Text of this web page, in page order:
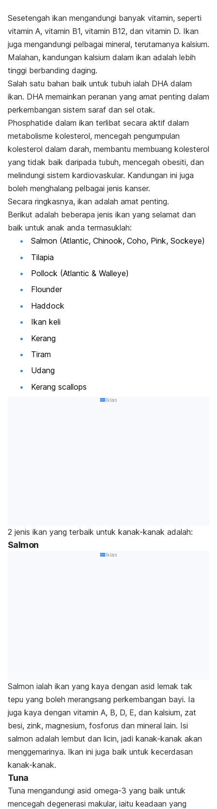
Sesetengah ikan mengandungi banyak vitamin, seperti
vitamin A, vitamin B1, vitamin B12, dan vitamin D. Ikan
juga mengandungi pelbagai mineral, terutamanya kalsium.
Malahan, kandungan kalsium dalam ikan adalah lebih
tinggi berbanding daging.
Salah satu bahan baik untuk tubuh ialah DHA dalam
ikan. DHA memainkan peranan yang amat penting dalam
perkembangan sistem saraf dan sel otak.
Phosphatide dalam ikan terlibat secara aktif dalam
metabolisme kolesterol, mencegah pengumpulan
kolesterol dalam darah, membantu membuang kolesterol
yang tidak baik daripada tubuh, mencegah obesiti, dan
melindungi sistem kardiovaskular. Kandungan ini juga
boleh menghalang pelbagai jenis kanser.
Secara ringkasnya, ikan adalah amat penting.
Berikut adalah beberapa jenis ikan yang selamat dan
baik untuk anak anda termasuklah:
Salmon (Atlantic, Chinook, Coho, Pink, Sockeye)
Tilapia
Pollock (Atlantic & Walleye)
Flounder
Haddock
Ikan keli
Kerang
Tiram
Udang
Kerang scallops
Iklan
2 jenis ikan yang terbaik untuk kanak-kanak adalah:
Salmon
Iklan
Salmon ialah ikan yang kaya dengan asid lemak tak
tepu yang boleh merangsang perkembangan bayi. Ia
juga kaya dengan vitamin A, B, D, E, dan kalsium, zat
besi, zink, magnesium, fosforus dan mineral lain. Isi
salmon adalah lembut dan licin, jadi kanak-kanak akan
menggemarinya. Ikan ini juga baik untuk kecerdasan
kanak-kanak.
Tuna
Tuna mengandungi asid omega-3 yang baik untuk
mencegah degenerasi makular, iaitu keadaan yang